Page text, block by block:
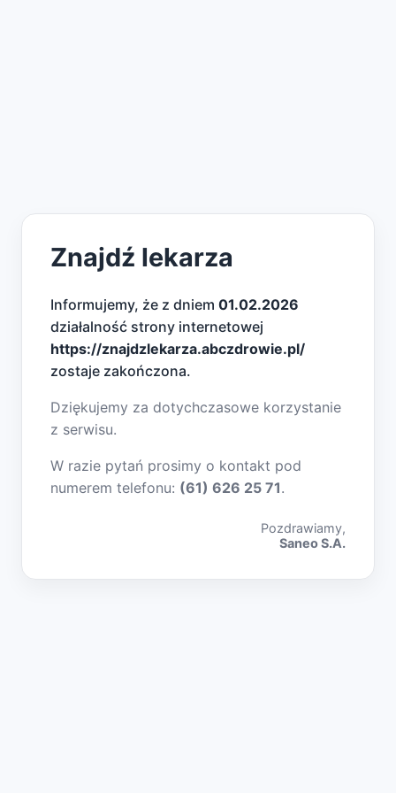
Znajdź lekarza
Informujemy, że z dniem 01.02.2026
działalność strony internetowej
https://znajdzlekarza.abczdrowie.pl/
zostaje zakończona.
Dziękujemy za dotychczasowe korzystanie
z serwisu.
W razie pytań prosimy o kontakt pod
numerem telefonu: (61) 626 25 71.
Pozdrawiamy,
Saneo S.A.